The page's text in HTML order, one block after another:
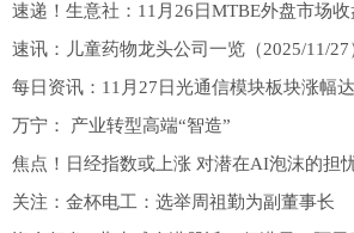
速递！生意社：11月26日MTBE外盘市场
速讯：儿童药物龙头公司一览（2025/11/27
每日资讯：11月27日光通信模块板块涨幅
万宁： 产业转型高端“智造”
焦点！日经指数或上涨 对潜在AI泡沫的担
关注：金杯电工：选举周祖勤为副董事长